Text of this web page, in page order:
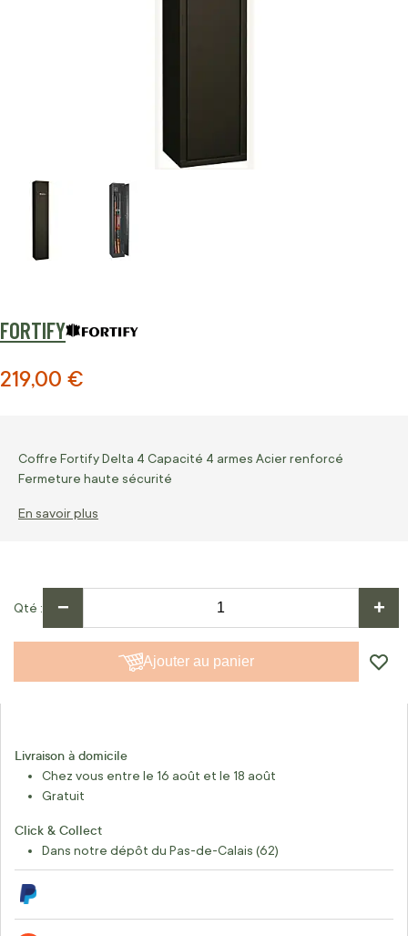
FORTIFY
219,00 €
Coffre Fortify Delta 4 Capacité 4 armes Acier renforcé
Fermeture haute sécurité
En savoir plus
Qté − +
Ajouter au panier
Livraison à domicile
Chez vous entre le 16 août et le 18 août
Gratuit
Click & Collect
Dans notre dépôt du Pas-de-Calais (62)